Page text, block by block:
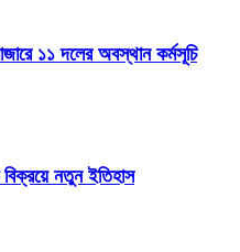
১১ দলের অবস্থান কর্মসূচি
বিক্রয়ে নতুন ইতিহাস